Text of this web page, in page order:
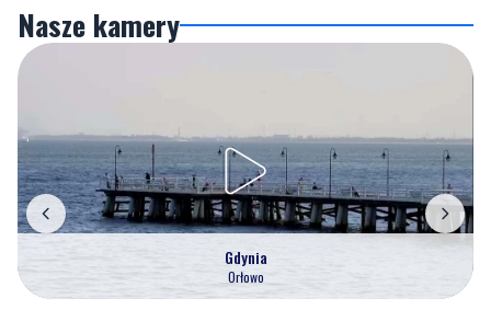
Nasze kamery
Gdynia
Orłowo